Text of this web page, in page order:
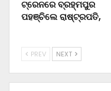
ଟ୍ରେନରେ ବ୍ରହ୍ମପୁର
ପହଞ୍ଚିଲେ ରାଷ୍ଟ୍ରପତି,
PREV NEXT